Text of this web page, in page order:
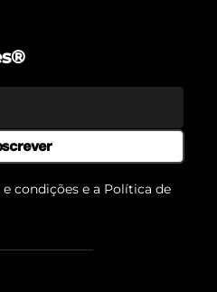
condições e a Política de